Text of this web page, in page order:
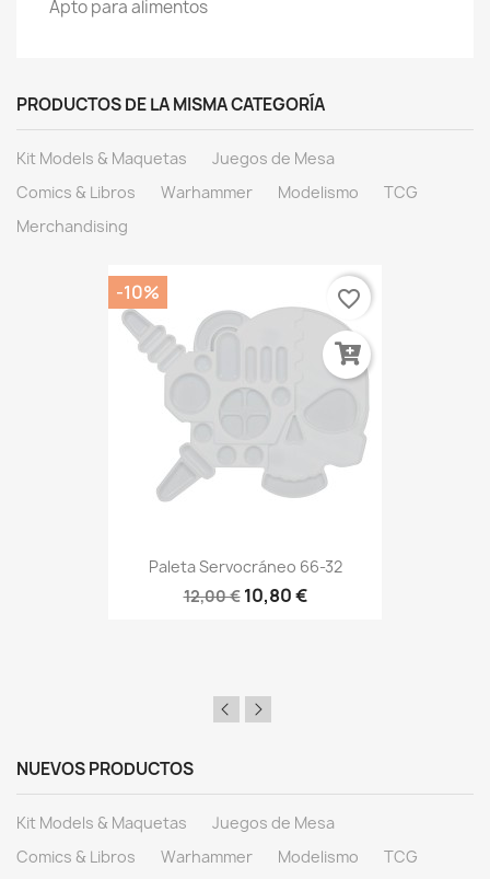
Apto para alimentos
PRODUCTOS DE LA MISMA CATEGORÍA
Kit Models & Maquetas
Juegos de Mesa
Comics & Libros
Warhammer Modelismo
TCG
Merchandising
Paleta Servocráneo 66-32
12,00 € 10,80 €
-10% favorite_border
NUEVOS PRODUCTOS
Kit Models & Maquetas
Juegos de Mesa
Comics & Libros
Warhammer Modelismo
TCG